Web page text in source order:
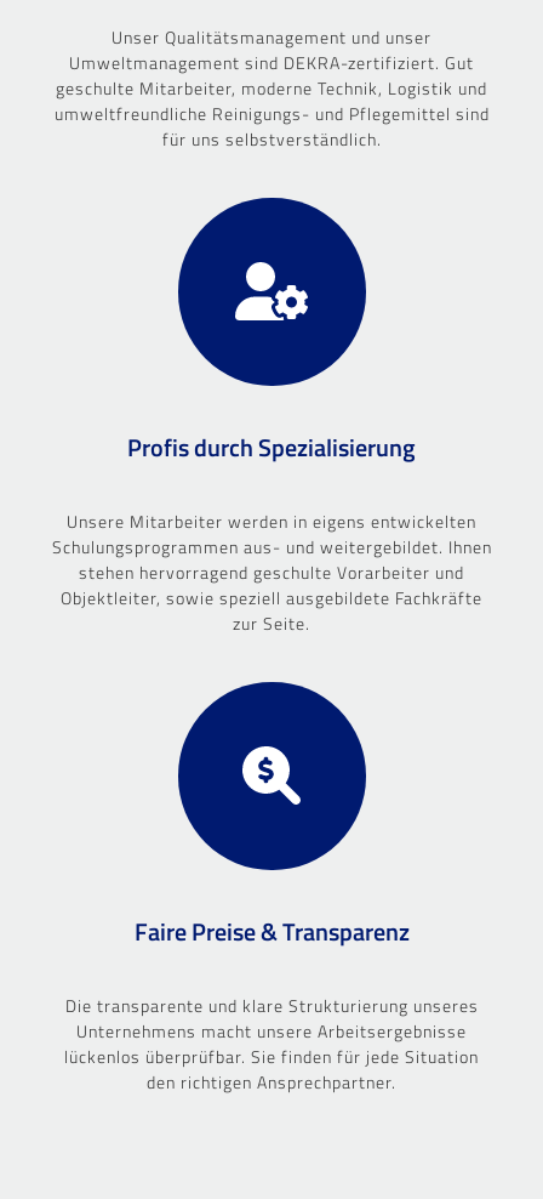
Unser Qualitätsmanagement und unser
Umweltmanagement sind DEKRA-zertifiziert. Gut
geschulte Mitarbeiter, moderne Technik, Logistik und
umweltfreundliche Reinigungs- und Pflegemittel sind
für uns selbstverständlich.
Profis durch Spezialisierung
Unsere Mitarbeiter werden in eigens entwickelten
Schulungsprogrammen aus- und weitergebildet. Ihnen
stehen hervorragend geschulte Vorarbeiter und
Objektleiter, sowie speziell ausgebildete Fachkräfte
zur Seite.
Faire Preise & Transparenz
Die transparente und klare Strukturierung unseres
Unternehmens macht unsere Arbeitsergebnisse
lückenlos überprüfbar. Sie finden für jede Situation
den richtigen Ansprechpartner.